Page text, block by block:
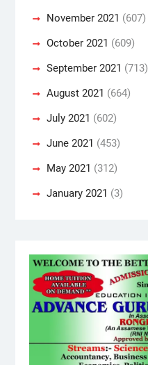
November 2021 (607)
October 2021 (609)
September 2021 (713)
August 2021 (664)
July 2021 (602)
June 2021 (453)
May 2021 (312)
January 2021 (3)